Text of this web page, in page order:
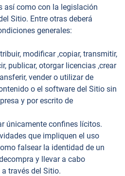
así como con la legislación
Sitio. Entre otras deberá
generales:
modificar ,copiar, transmitir,
publicar, otorgar licencias ,crear
vender o utilizar de
o el software del Sitio sin
y por escrito de
únicamente confines lícitos.
que impliquen el uso
falsear la identidad de un
y llevar a cabo
través del Sitio.